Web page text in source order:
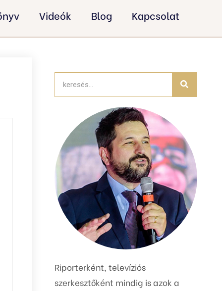
Videók Blog Kapcsolat
Riporterként, televíziós
szerkesztőként mindig is azok a